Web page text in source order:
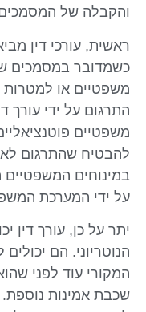
והקבלה של
ראשית, עורכי דין
כשמדובר במסמכים
משפטיים או
התרגום על ידי עורך
משפטיים
להבטיח שהתרגום
במינוחים המשפטיים
על ידי המערכת
יתר על כן, עורך דין
הנוטריוני. הם
המקורי עוד לפני
שכבת אמינות